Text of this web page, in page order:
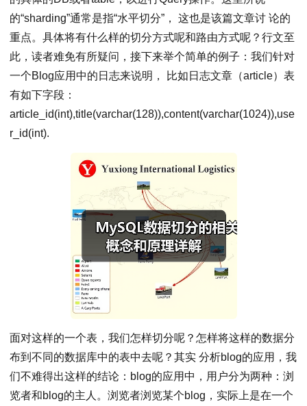
的“sharding”通常是指“水平切分”， 这也是该篇文章讨 论的
重点。具体将有什么样的切分方式呢和路由方式呢？行文至
此，读者难免有所疑问，接下来举个简单的例子：我们针对
一个Blog应用中的日志来说明， 比如日志文章（article）表
有如下字段：
article_id(int),title(varchar(128)),content(varchar(1024)),use
r_id(int).
面对这样的一个表，我们怎样切分呢？怎样将这样的数据分
布到不同的数据库中的表中去呢？其实 分析blog的应用，我
们不难得出这样的结论：blog的应用中，用户分为两种：浏
览者和blog的主人。浏览者浏览某个blog，实际上是在一个